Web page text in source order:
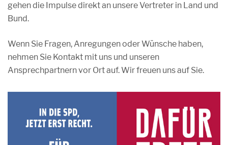
gehen die Impulse direkt an unsere Vertreter in Land und
Bund.
Wenn Sie Fragen, Anregungen oder Wünsche haben,
nehmen Sie Kontakt mit uns und unseren
Ansprechpartnern vor Ort auf. Wir freuen uns auf Sie.